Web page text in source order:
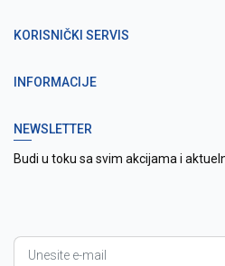
KORISNIČKI SERVIS
INFORMACIJE
NEWSLETTER
Budi u toku sa svim akcijama i